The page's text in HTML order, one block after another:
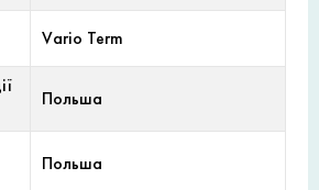
Vario Term
Польша
Польша